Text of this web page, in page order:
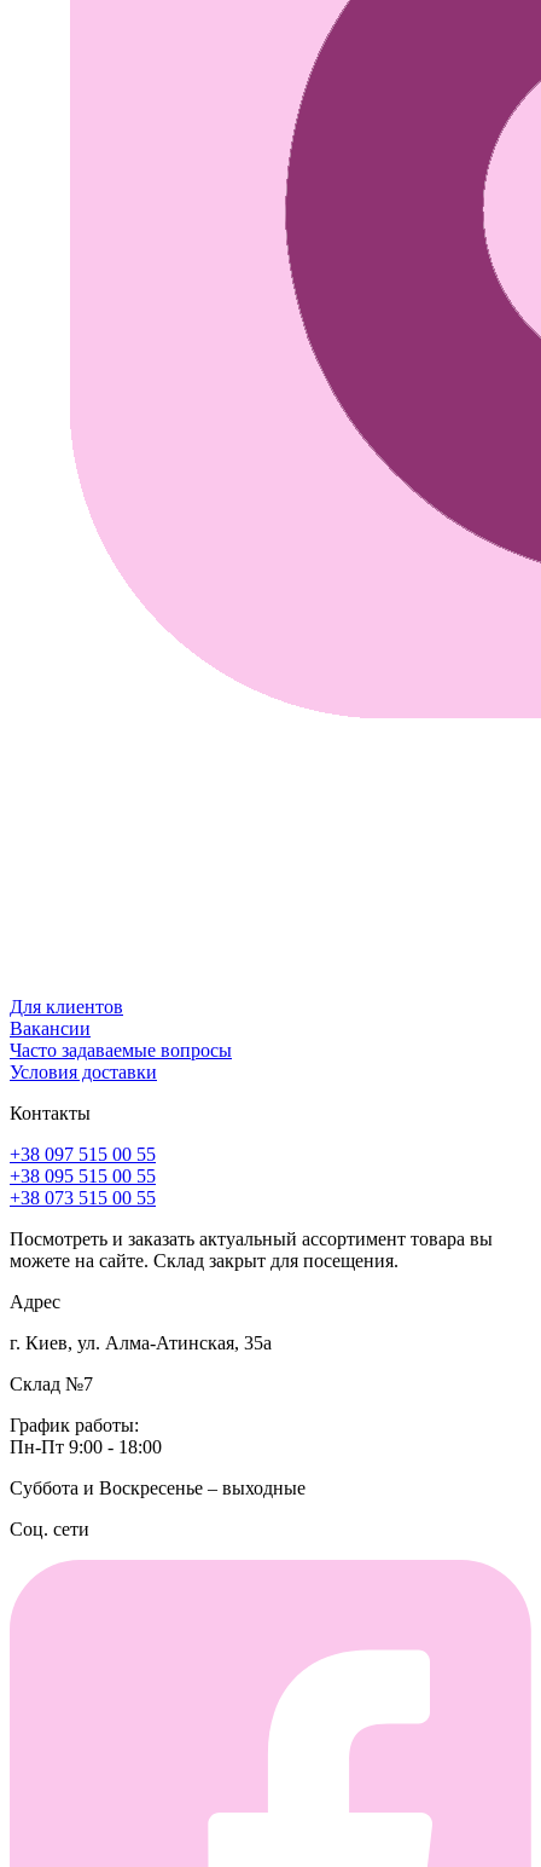
Для клиентов
Вакансии
Часто задаваемые вопросы
Условия доставки
Контакты
+38 097 515 00 55
+38 095 515 00 55
+38 073 515 00 55
Посмотреть и заказать актуальный ассортимент товара вы
можете на сайте. Склад закрыт для посещения.
Адрес
г. Киев, ул. Алма-Атинская, 35а
Склад №7
График работы:
Пн-Пт 9:00 - 18:00
Суббота и Воскресенье – выходные
Соц. сети